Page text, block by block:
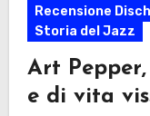
Recensione
Storia del Jazz
Art
e di vita